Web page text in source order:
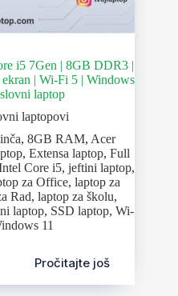
i5 7Gen | 8GB DDR3 |
| Wi-Fi 5 | Windows
laptop
laptopovi
, 8GB RAM, Acer
, Extensa laptop, Full
Core i5, jeftini laptop,
za Office,laptop za
Rad, laptop za školu,
laptop, SSD laptop,Wi-
11
Pročitajte još